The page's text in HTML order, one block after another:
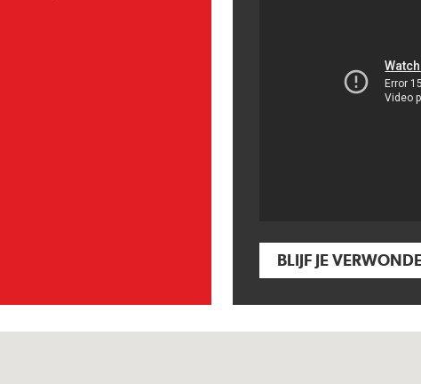
BLIJF JE